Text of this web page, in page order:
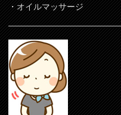
・オイルマッサージ